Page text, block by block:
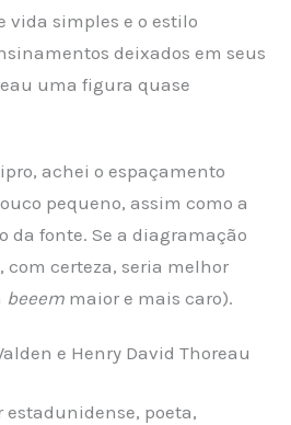
vida simples e o estilo
deixados em seus
uma figura quase
achei o espaçamento
pequeno, assim como a
da fonte. Se a diagramação
com certeza, seria melhor
beeem maior e mais caro).
e Henry David Thoreau
poeta,